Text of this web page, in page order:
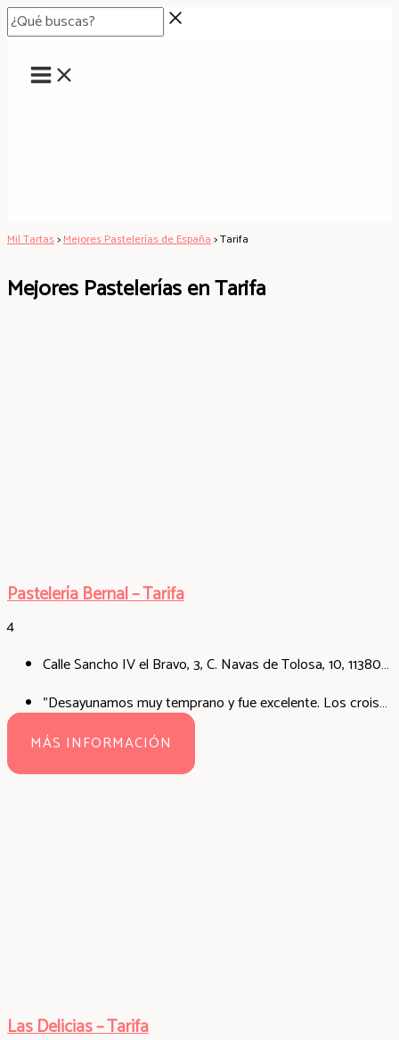
Ir
al
¿Qué
buscas?
MAIN
MENU
Mil Tartas>Mejores Pastelerías de España>Tarifa
Mejores Pastelerías en Tarifa
Pastelería Bernal – Tarifa
4
Calle Sancho IV el Bravo, 3, C. Navas de Tolosa, 10, 11380 Tarifa, Cádiz
"Desayunamos muy temprano y fue excelente. Los croissant de semillas son increíbles calientes, recién horneados. El café de calidad y con opciones de leche vegetales. El lugar es súper bonito y muy bien decorado. Súper recomendado!!! La atención excelente❤️"
MÁS INFORMACIÓN
Las Delicias – Tarifa
Main
Menu
Main
Menu